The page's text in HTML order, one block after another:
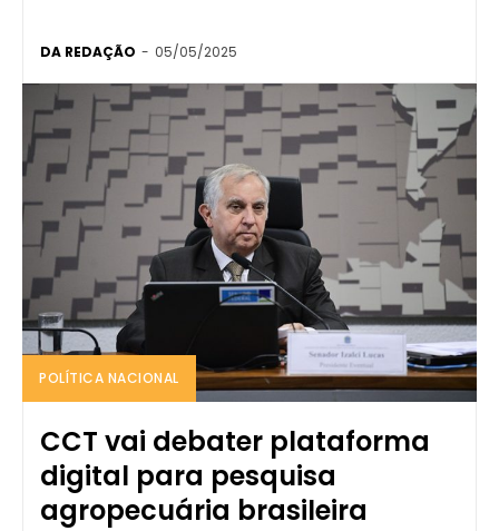
DA REDAÇÃO - 05/05/2025
POLÍTICA NACIONAL
CCT vai debater plataforma
digital para pesquisa
agropecuária brasileira